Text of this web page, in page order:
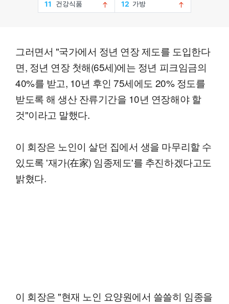
그러면서 "국가에서 정년 연장 제도를 도입한다
면, 정년 연장 첫해(65세)에는 정년 피크임금의
40%를 받고, 10년 후인 75세에도 20% 정도를
받도록 해 생산 잔류기간을 10년 연장해야 할
것"이라고 말했다.
이 회장은 노인이 살던 집에서 생을 마무리할 수
있도록 '재가(在家) 임종제도'를 추진하겠다고도
밝혔다.
이 회장은 "현재 노인 요양원에서 쓸쓸히 임종을